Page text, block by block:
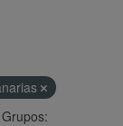
Grupos: